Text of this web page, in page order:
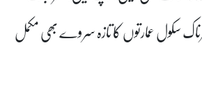
سکول عمارتوں کا تازہ سروے بھی مکمل